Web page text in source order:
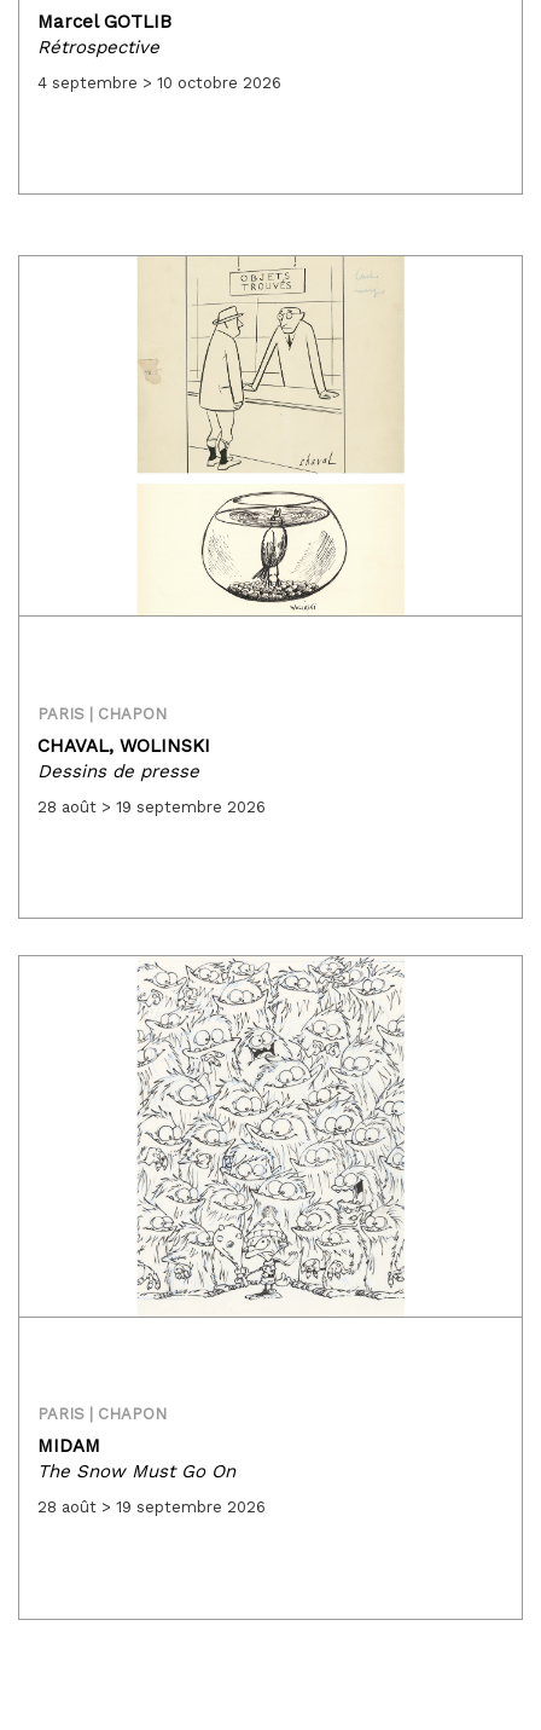
Marcel GOTLIB
Rétrospective
4 septembre > 10 octobre 2026
PARIS | CHAPON
CHAVAL, WOLINSKI
Dessins de presse
28 août > 19 septembre 2026
PARIS | CHAPON
MIDAM
The Snow Must Go On
28 août > 19 septembre 2026